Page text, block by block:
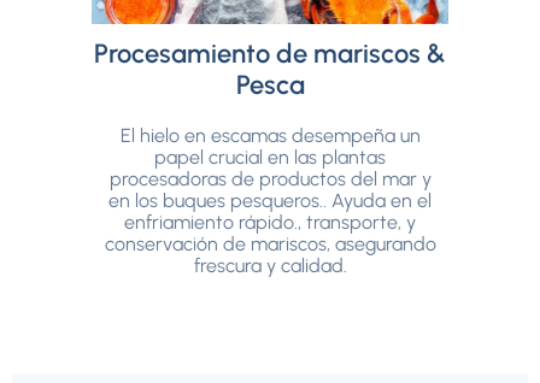
Procesamiento de mariscos &
Pesca
El hielo en escamas desempeña un
papel crucial en las plantas
procesadoras de productos del mar y
en los buques pesqueros.. Ayuda en el
enfriamiento rápido., transporte, y
conservación de mariscos, asegurando
frescura y calidad.